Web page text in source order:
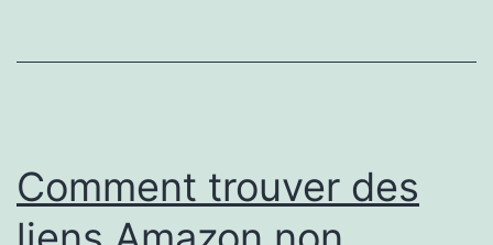
Comment trouver des